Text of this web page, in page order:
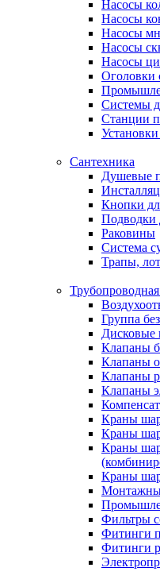
Насосы
Насосы
Насосы
Насосы
Насосы
Оголовки
Системы
Станции
Сантехника
Душевые
Кнопки
Подводки
Раковины
Система
Трапы,
Группа
Дисковые
Клапаны
Клапаны
Клапаны
Клапаны
Краны
Краны
Краны
Краны
Фильтры
Фитинги
Фитинги